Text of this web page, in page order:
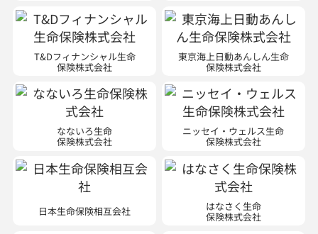
T&Dフィナンシャル生命
保険株式会社
東京海上日動あんしん生命
保険株式会社
なないろ生命
保険株式会社
ニッセイ・ウェルス生命
保険株式会社
日本生命保険相互会社 はなさく生命
保険株式会社